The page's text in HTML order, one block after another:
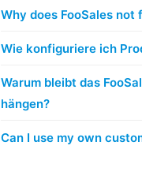
Why does FooSales
Wie konfiguriere ich
Warum bleibt das
hängen?
Can I use my own